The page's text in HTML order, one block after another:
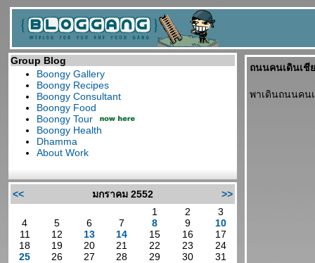
Group Blog
Boongy Gallery
Boongy Recipes
Boongy Consultant
Boongy Food
Boongy Tour
Boongy Health
Dhamma
About Work
<< มกราคม 2552
>>
1
2
3
4
5 6 7 8 9
10
11
12 13 14 15 16
17
18
19 20 21 22 23
24
25
26 27 28 29 30 31
ถนนคนเดินเชี
พาเดินถนนคน